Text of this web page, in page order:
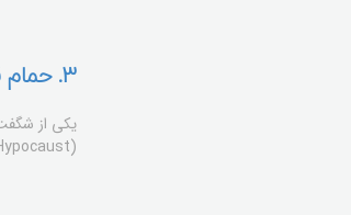
3. حمام قرون وسطایی (The Medieval Bathhouse)
(Hypocaust) و اتاق‌های مختلف (سرد، گرم، بخار) بوده و نشان می‌دهد که زندگی در این دژ سرد و مرتفع، چقدر پیچیده و پیشرفته بوده است.